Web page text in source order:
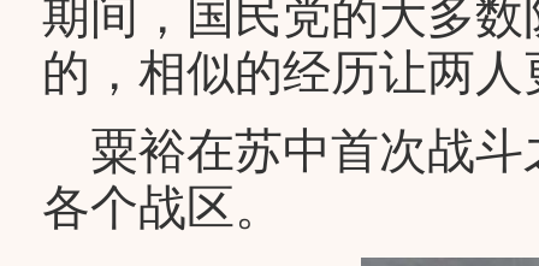
期间，国民党的大多
的，相似的经历让两
粟裕在苏中首次战斗
各个战区。